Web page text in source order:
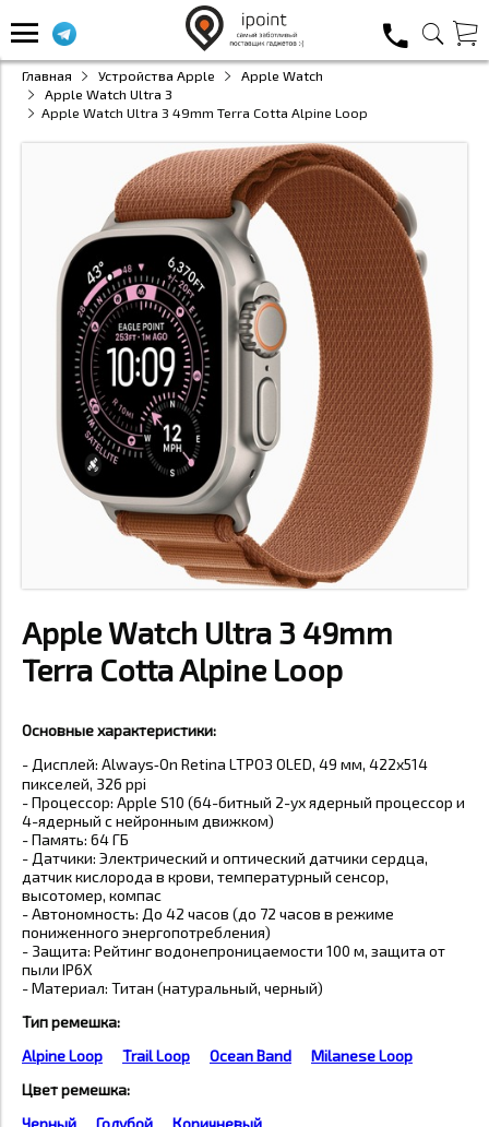
Главная Устройства Apple
Apple Watch
Apple Watch Ultra 3
Apple Watch Ultra 3 49mm Terra Cotta Alpine Loop
Apple Watch Ultra 3 49mm
Terra Cotta Alpine Loop
Основные характеристики:
- Дисплей: Always‑On Retina LTPO3 OLED, 49 мм, 422x514
пикселей, 326 ppi
- Процессор: Apple S10 (64-битный 2-ух ядерный процессор и
4-ядерный с нейронным движком)
- Память: 64 ГБ
- Датчики: Электрический и оптический датчики сердца,
датчик кислорода в крови, температурный сенсор,
высотомер, компас
- Автономность: До 42 часов (до 72 часов в режиме
пониженного энергопотребления)
- Защита: Рейтинг водонепроницаемости 100 м, защита от
пыли IP6X
- Материал: Титан (натуральный, черный)
Тип ремешка:
Alpine Loop
Trail Loop Ocean Band
Milanese Loop
Цвет ремешка:
Черный
Голубой
Коричневый